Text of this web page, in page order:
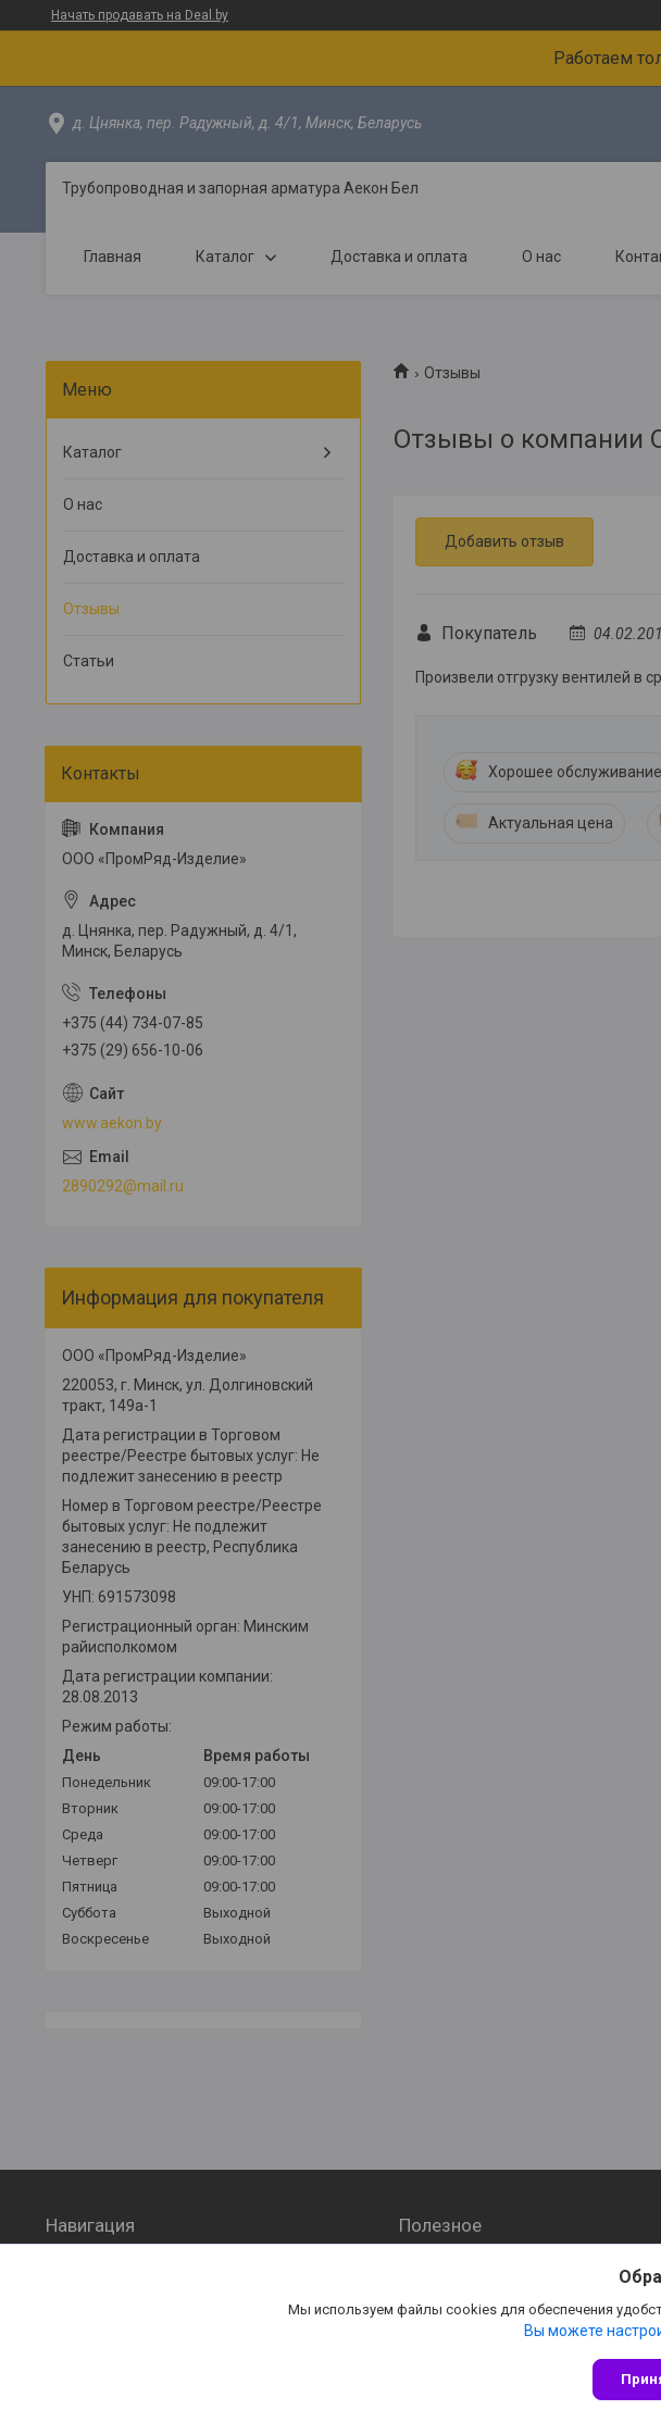
Начать продавать на Deal.by
Работаем
д. Цнянка, пер. Радужный, д. 4/1, Минск, Беларусь
Трубопроводная и запорная арматура Аекон Бел
Главная Каталог Доставка и оплата О нас
Отзывы
Отзывы о компании
Добавить отзыв
Покупатель
Произвели отгрузку вентилей в
Хорошее обслуживание
Актуальная цена
Каталог
О нас
Доставка и оплата
Отзывы
Статьи
ООО «ПромРяд-Изделие»
д. Цнянка, пер. Радужный, д. 4/1,
Минск, Беларусь
+375 (44) 734-07-85
+375 (29) 656-10-06
www.aekon.by
2890292@mail.ru
Информация для покупателя
ООО «ПромРяд-Изделие»
220053, г. Минск, ул. Долгиновский
тракт, 149а-1
Дата регистрации в Торговом
реестре/Реестре бытовых услуг: Не
подлежит занесению в реестр
Номер в Торговом реестре/Реестре
бытовых услуг: Не подлежит
занесению в реестр, Республика
Беларусь
УНП: 691573098
Регистрационный орган: Минским
райисполкомом
Дата регистрации компании:
28.08.2013
Режим работы:
День
Время работы
Понедельник
09:00-17:00
Вторник
09:00-17:00
Среда
09:00-17:00
Четверг
09:00-17:00
Пятница
09:00-17:00
Суббота
Выходной
Воскресенье
Выходной
Навигация Полезное
Сайт
Мы используем файлы cookies для обеспечения
Вы можете